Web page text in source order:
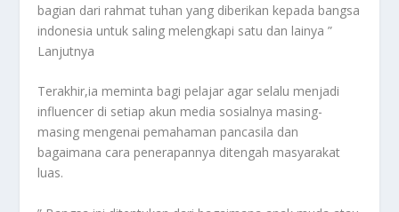
bagian dari rahmat tuhan yang diberikan kepada bangsa
indonesia untuk saling melengkapi satu dan lainya ”
Lanjutnya
Terakhir,ia meminta bagi pelajar agar selalu menjadi
influencer di setiap akun media sosialnya masing-
masing mengenai pemahaman pancasila dan
bagaimana cara penerapannya ditengah masyarakat
luas.